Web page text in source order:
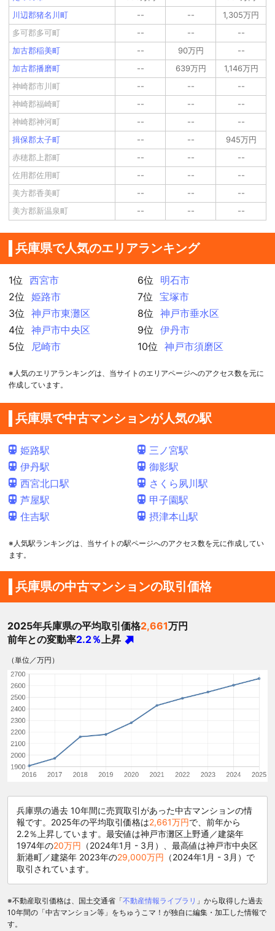
川辺郡猪名川町
-- --
1,305万円
多可郡多可町
-- --
--
加古郡稲美町
-- 90万円
--
加古郡播磨町
-- 639万円
1,146万円
神崎郡市川町
-- --
--
神崎郡福崎町
-- --
--
神崎郡神河町
-- --
--
揖保郡太子町
-- --
945万円
赤穂郡上郡町
-- --
--
佐用郡佐用町
-- --
--
美方郡香美町
-- --
--
美方郡新温泉町
-- -- --
兵庫県で人気のエリアランキング
1位
西宮市
2位
姫路市
3位
神戸市東灘区
4位
神戸市中央区
5位
尼崎市
6位
明石市
7位
宝塚市
8位
神戸市垂水区
9位
伊丹市
10位
神戸市須磨区
※人気のエリアランキングは、当サイトのエリアページへのアクセス数を元に
作成しています。
兵庫県で中古マンションが人気の駅
姫路駅
伊丹駅
西宮北口駅
芦屋駅
住吉駅
三ノ宮駅
御影駅
さくら夙川駅
甲子園駅
摂津本山駅
※人気駅ランキングは、当サイトの駅ページへのアクセス数を元に作成してい
ます。
兵庫県の中古マンションの取引価格
2025年兵庫県の平均取引価格2,661万円
前年との変動率2.2％ 上昇
（単位／万円）
兵庫県の過去 10年間に売買取引があった中古マンションの情
報です。2025年の平均取引価格は2,661万円で、前年から
2.2％上昇しています。最安値は神戸市灘区上野通／建築年
1974年の20万円 （2024年1月 - 3月）、最高値は神戸市中央区
新港町／建築年 2023年の29,000万円 （2024年1月 - 3月）で
取引されています。
※不動産取引価格は、国土交通省「不動産情報ライブラリ 」から取得した過去
10年間の「中古マンション等」をちゅうこマ！が独自に編集・加工した情報で
す。